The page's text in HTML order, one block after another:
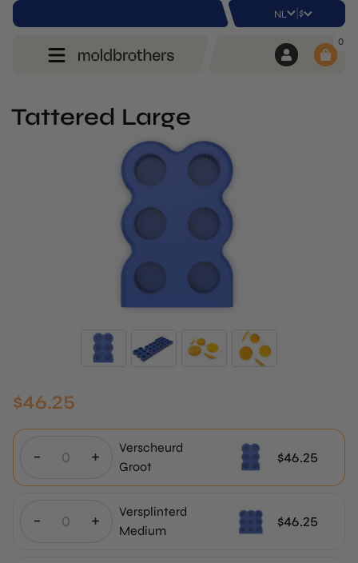
NL |$
0
Tattered Large
$46.25
- +
Verscheurd
Groot
$46.25
- +
Versplinterd
Medium
$46.25